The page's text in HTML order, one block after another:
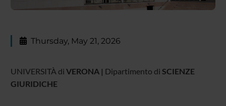
Thursday, May 21, 2026
UNIVERSITÀ di VERONA | Dipartimento di SCIENZE
GIURIDICHE